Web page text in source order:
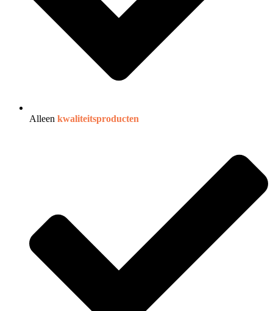
Alleen kwaliteitsproducten